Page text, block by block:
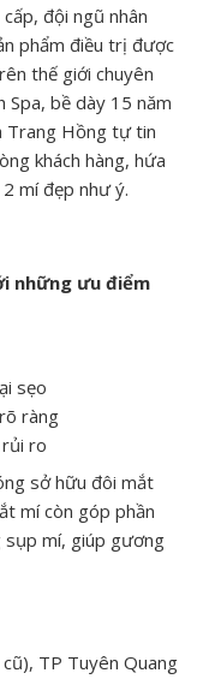
đội ngũ nhân
phẩm điều trị được
thế giới chuyên
Spa, bề dày 15 năm
Trang Hồng tự tin
khách hàng, hứa
mí đẹp như ý.
những ưu điểm
sẹo
ràng
ro
sở hữu đôi mắt
mí còn góp phần
sụp mí, giúp gương
TP Tuyên Quang